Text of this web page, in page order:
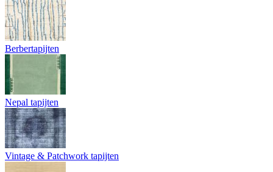
Berbertapijten
Nepal tapijten
Vintage & Patchwork tapijten